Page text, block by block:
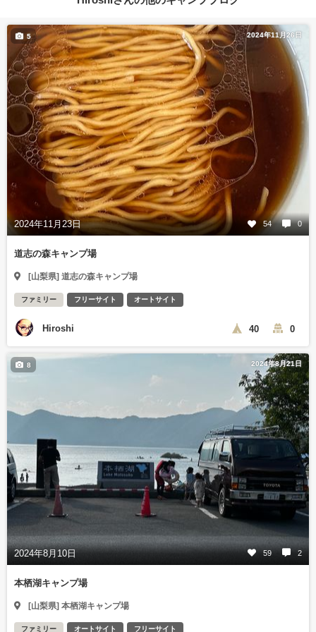
2024年11月26日
2024年11月23日 54 0
5
道志の森キャンプ場
[山梨県] 道志の森キャンプ場
ファミリー フリーサイト オートサイト
Hiroshi 40 0
2024年8月21日
2024年8月10日 59 2
8
本栖湖キャンプ場
[山梨県] 本栖湖キャンプ場
ファミリー オートサイト フリーサイト